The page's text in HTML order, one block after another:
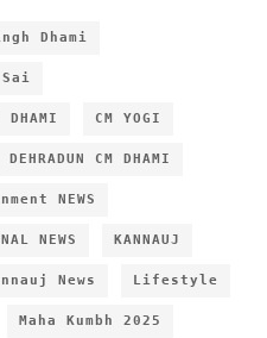
Dhami
DHAMI CM YOGI
DEHRADUN CM DHAMI
NEWS
NEWS KANNAUJ
News Lifestyle
Maha Kumbh 2025